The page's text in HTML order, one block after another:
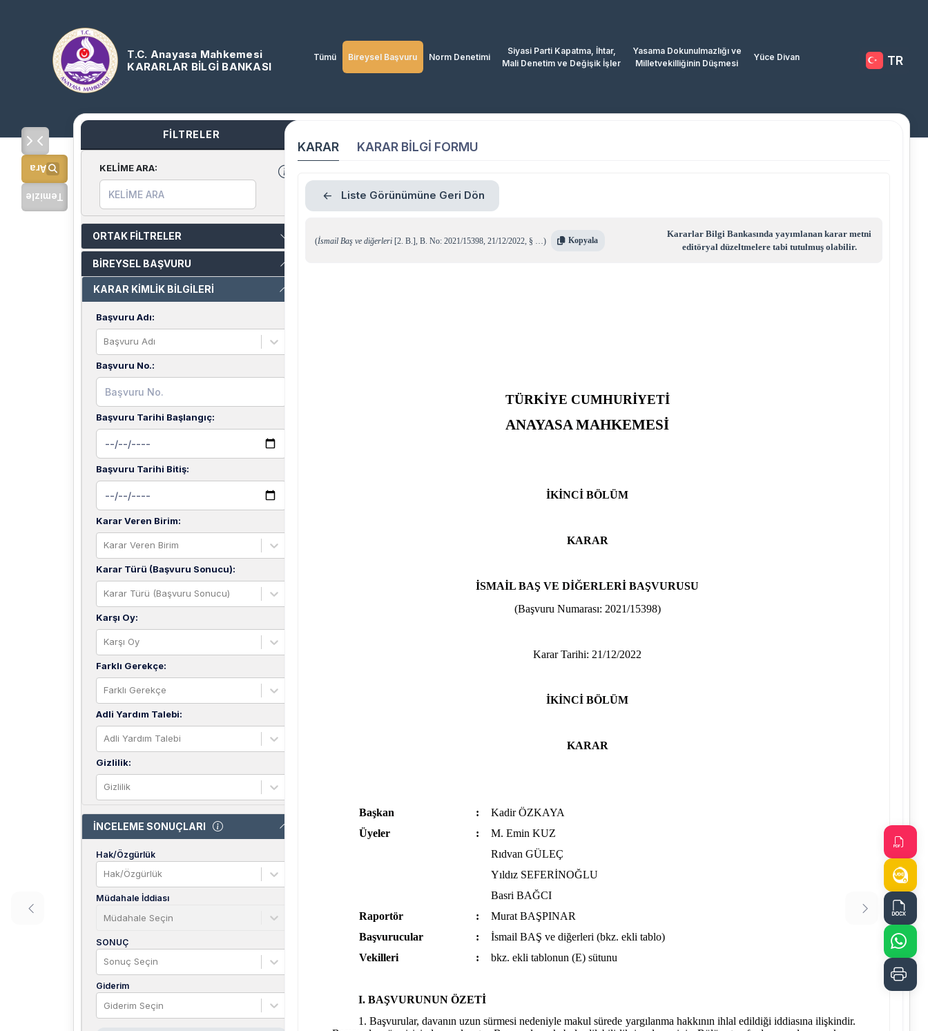
T.C. Anayasa Mahkemesi
KARARLAR BİLGİ BANKASI
Tümü Bireysel Başvuru Norm Denetimi
Siyasi Parti Kapatma, İhtar,
Mali Denetim ve Değişik İşler
Yasama Dokunulmazlığı ve
Milletvekilliğinin Düşmesi
Yüce Divan TR
Ara
Temizle
FİLTRELER
KELİME ARA:
ORTAK FİLTRELER
BİREYSEL BAŞVURU
KARAR KİMLİK BİLGİLERİ
Başvuru Adı:
Başvuru Adı
Başvuru No.:
Başvuru Tarihi Başlangıç:
Başvuru Tarihi Bitiş:
Karar Veren Birim:
Karar Veren Birim
Karar Türü (Başvuru Sonucu):
Karar Türü (Başvuru Sonucu)
Karşı Oy:
Karşı Oy
Farklı Gerekçe:
Farklı Gerekçe
Adli Yardım Talebi:
Adli Yardım Talebi
Gizlilik:
Gizlilik
İNCELEME SONUÇLARI
Hak/Özgürlük
Hak/Özgürlük
Müdahale İddiası
Müdahale Seçin
SONUÇ
Sonuç Seçin
Giderim
Giderim Seçin
KARAR KARAR BİLGİ FORMU
Liste Görünümüne Geri Dön
(İsmail Baş ve diğerleri [2. B.], B. No: 2021/15398, 21/12/2022, § …) Kopyala
Kararlar Bilgi Bankasında yayımlanan karar metni
editöryal düzeltmelere tabi tutulmuş olabilir.